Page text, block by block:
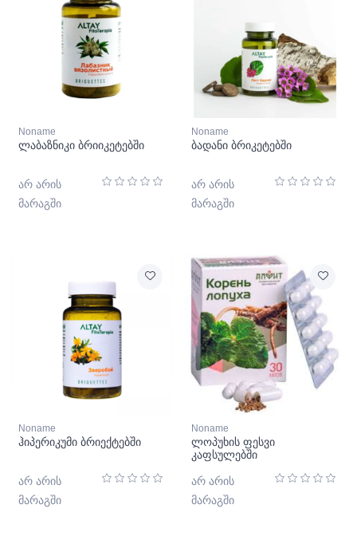
Noname
ლაბაზნიკი ბრიიკეტებში
არ არის
მარაგში
Noname
ბადანი ბრიკეტებში
არ არის
მარაგში
Noname
ჰიპერიკუმი ბრიექტებში
არ არის
მარაგში
Noname
ლოპუხის ფესვი
კაფსულებში
არ არის
მარაგში